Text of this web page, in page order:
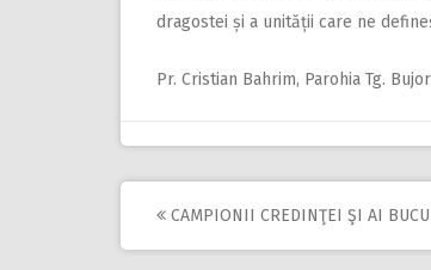
dragostei și a unității care ne
Pr. Cristian Bahrim, Parohia Tg.
Post
CAMPIONII CREDINŢEI ŞI AI